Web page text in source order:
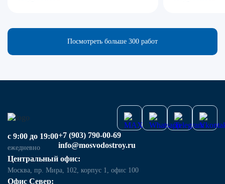
Посмотреть больше 300 работ
с 9:00 до 19:00
ежедневно
+7 (903) 790-00-69
info@mosvodostroy.ru
Центральный офис:
Москва, пр. Мира, 102, корпус 1, офис 100
Офис Север: